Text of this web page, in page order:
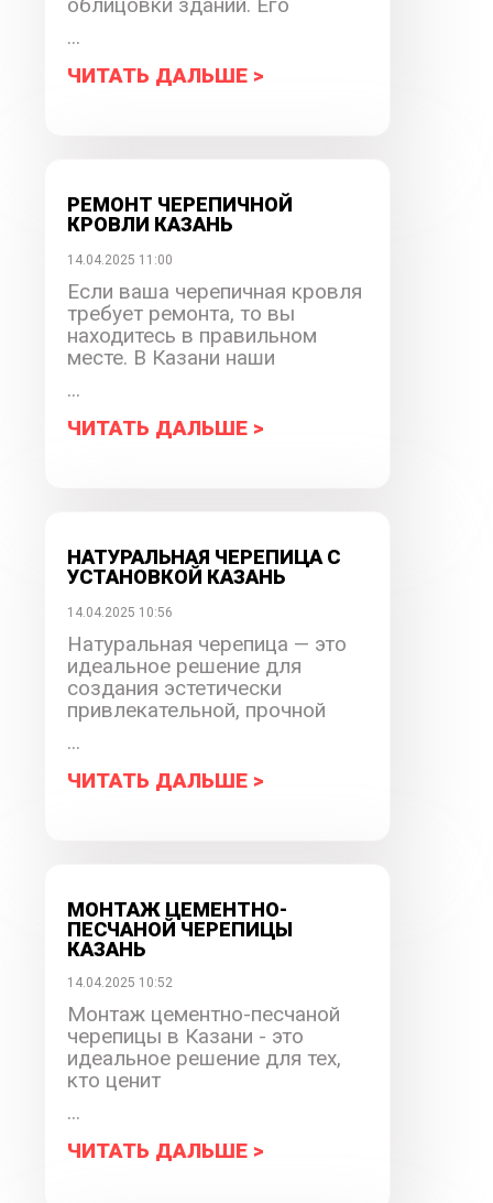
облицовки зданий. Его
...
ЧИТАТЬ ДАЛЬШЕ >
РЕМОНТ ЧЕРЕПИЧНОЙ
КРОВЛИ КАЗАНЬ
14.04.2025 11:00
Если ваша черепичная кровля
требует ремонта, то вы
находитесь в правильном
месте. В Казани наши
...
ЧИТАТЬ ДАЛЬШЕ >
НАТУРАЛЬНАЯ ЧЕРЕПИЦА С
УСТАНОВКОЙ КАЗАНЬ
14.04.2025 10:56
Натуральная черепица — это
идеальное решение для
создания эстетически
привлекательной, прочной
...
ЧИТАТЬ ДАЛЬШЕ >
МОНТАЖ ЦЕМЕНТНО-
ПЕСЧАНОЙ ЧЕРЕПИЦЫ
КАЗАНЬ
14.04.2025 10:52
Монтаж цементно-песчаной
черепицы в Казани - это
идеальное решение для тех,
кто ценит
...
ЧИТАТЬ ДАЛЬШЕ >